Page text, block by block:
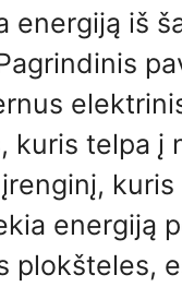
energiją iš
kuris telpa į
kuris
energiją
plokšteles,